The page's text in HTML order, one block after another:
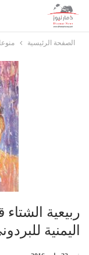
الصفحة الرئيسية
ربيعية
اليمنية